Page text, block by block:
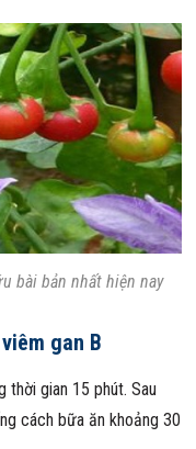
bài bản nhất hiện nay
gan B
thời gian 15 phút. Sau
cách bữa ăn khoảng 30